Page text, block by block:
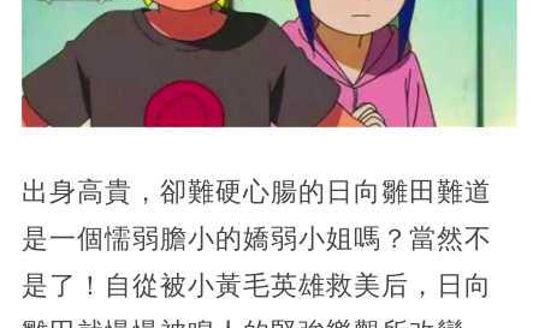
出身高貴，卻難硬心腸的日向雛田難道
是一個懦弱膽小的嬌弱小姐嗎？當然不
是了！自從被小黃毛英雄救美后，日向